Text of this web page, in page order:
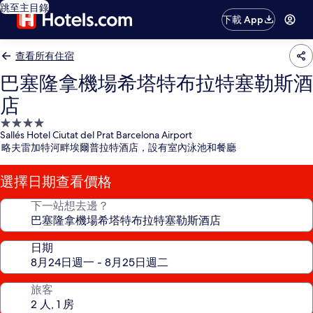
跳至主目錄
下載 App
查看所有住宿
巴塞隆拿機場希塔特布拉特塞勒斯酒
店
4.0
星
級
住
宿
Sallés Hotel Ciutat del Prat Barcelona Airport
略夫雷加特河畔埃爾普拉特酒店，設有室內泳池和餐廳
選擇日期查看價格
下一站想去邊？
日期
旅客